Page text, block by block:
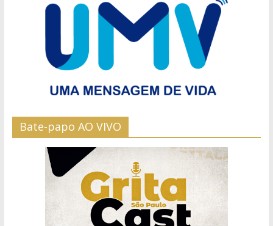
Bate-papo AO VIVO